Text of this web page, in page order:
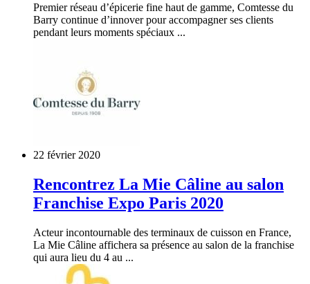
Premier réseau d’épicerie fine haut de gamme, Comtesse du
Barry continue d’innover pour accompagner ses clients
pendant leurs moments spéciaux ...
22 février 2020
Rencontrez La Mie Câline au salon
Franchise Expo Paris 2020
Acteur incontournable des terminaux de cuisson en France,
La Mie Câline affichera sa présence au salon de la franchise
qui aura lieu du 4 au ...